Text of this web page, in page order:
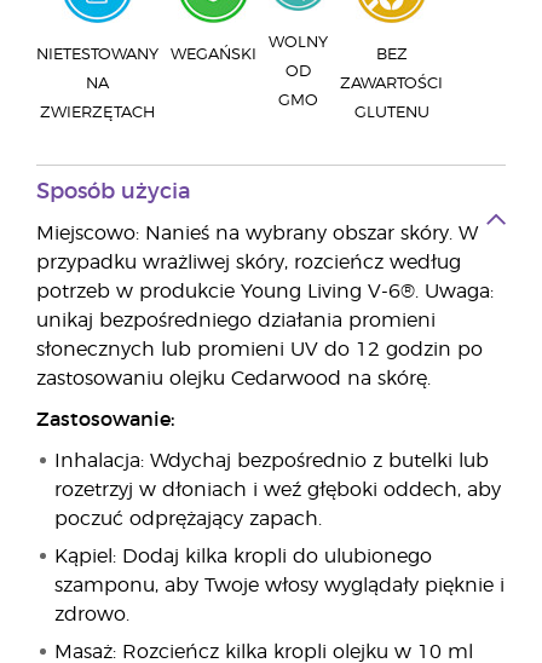
NIETESTOWANY
NA
ZWIERZĘTACH
WEGAŃSKI
WOLNY
OD
GMO
BEZ
ZAWARTOŚCI
GLUTENU
Sposób użycia
Miejscowo: Nanieś na wybrany obszar skóry. W
przypadku wrażliwej skóry, rozcieńcz według
potrzeb w produkcie Young Living V-6®. Uwaga:
unikaj bezpośredniego działania promieni
słonecznych lub promieni UV do 12 godzin po
zastosowaniu olejku Cedarwood na skórę.
Zastosowanie:
Inhalacja: Wdychaj bezpośrednio z butelki lub
rozetrzyj w dłoniach i weź głęboki oddech, aby
poczuć odprężający zapach.
Kąpiel: Dodaj kilka kropli do ulubionego
szamponu, aby Twoje włosy wyglądały pięknie i
zdrowo.
Masaż: Rozcieńcz kilka kropli olejku w 10 ml